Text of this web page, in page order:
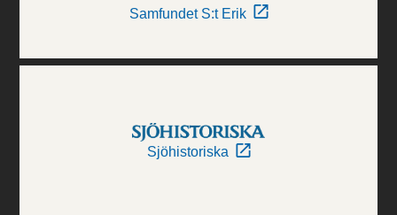
Samfundet S:t Erik
Sjöhistoriska